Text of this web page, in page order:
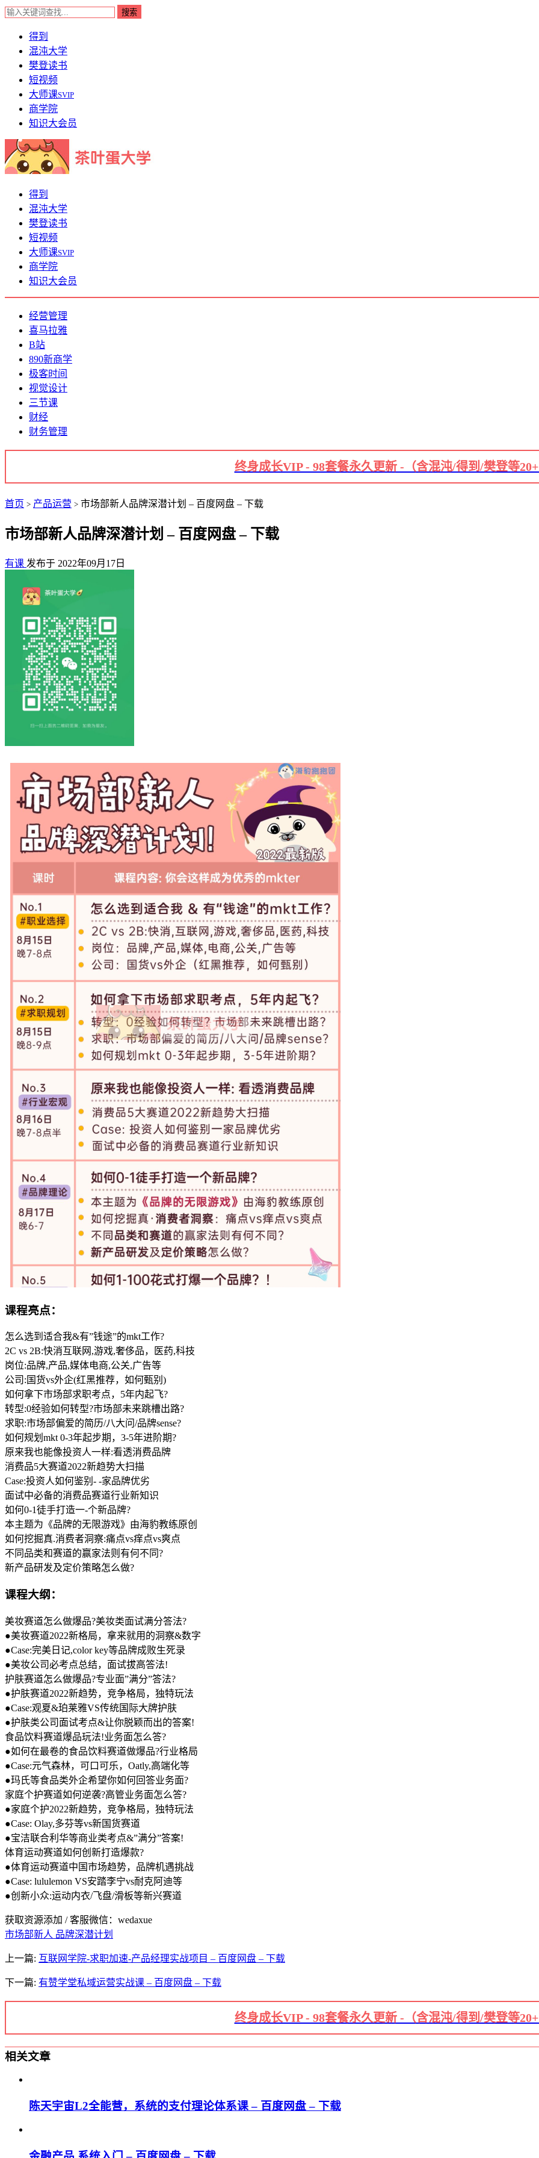
得到
混沌大学
樊登读书
短视频
大师课SVIP
商学院
知识大会员
得到
混沌大学
樊登读书
短视频
大师课SVIP
商学院
知识大会员
经营管理
喜马拉雅
B站
890新商学
极客时间
视觉设计
三节课
财经
财务管理
终身成长VIP - 98套餐永久更新 -（含混沌/得到/樊登等
首页 > 产品运营 > 市场部新人品牌深潜计划 – 百度网盘 – 下载
市场部新人品牌深潜计划 – 百度网盘 – 下载
有课 发布于 2022年09月17日
课程亮点：
怎么选到适合我&有”钱途”的mkt工作?
2C vs 2B:快消互联网,游戏,奢侈品，医药,科技
岗位:品牌,产品,媒体电商,公关,广告等
公司:国货vs外企(红黑推荐，如何甄别)
如何拿下市场部求职考点，5年内起飞?
转型:0经验如何转型?市场部未来跳槽出路?
求职:市场部偏爱的简历/八大问/品牌sense?
如何规划mkt 0-3年起步期，3-5年进阶期?
原来我也能像投资人一样:看透消费品牌
消费品5大赛道2022新趋势大扫描
Case:投资人如何鉴别- -家品牌优劣
面试中必备的消费品赛道行业新知识
如何0-1徒手打造一-个新品牌?
本主题为《品牌的无限游戏》由海豹教练原创
如何挖掘真.消费者洞察:痛点vs痒点vs爽点
不同品类和赛道的赢家法则有何不同?
新产品研发及定价策略怎么做?
课程大纲：
美妆赛道怎么做爆品?美妆类面试满分答法?
●美妆赛道2022新格局，拿来就用的洞察&数字
●Case:完美日记,color key等品牌成败生死录
●美妆公司必考点总结，面试拔高答法!
护肤赛道怎么做爆品?专业面”满分”答法?
●护肤赛道2022新趋势，竞争格局，独特玩法
●Case:观夏&珀莱雅VS传统国际大牌护肤
●护肤类公司面试考点&让你脱颖而出的答案!
食品饮料赛道爆品玩法!业务面怎么答?
●如何在最卷的食品饮料赛道做爆品?行业格局
●Case:元气森林，可口可乐，Oatly,高端化等
●玛氏等食品类外企希望你如何回答业务面?
家庭个护赛道如何逆袭?高管业务面怎么答?
●家庭个护2022新趋势，竞争格局，独特玩法
●Case: Olay,多芬等vs新国货赛道
●宝洁联合利华等商业类考点&”满分”答案!
体育运动赛道如何创新打造爆款?
●体育运动赛道中国市场趋势，品牌机遇挑战
●Case: lululemon VS安踏李宁vs耐克阿迪等
●创新小众:运动内衣/飞盘/滑板等新兴赛道
获取资源添加 / 客服微信：wedaxue
市场部新人 品牌深潜计划
上一篇: 互联网学院-求职加速-产品经理实战项目 – 百度网盘 – 下载
下一篇: 有赞学堂私域运营实战课 – 百度网盘 – 下载
终身成长VIP - 98套餐永久更新 -（含混沌/得到/樊登等
相关文章
陈天宇宙L2全能营，系统的支付理论体系课 – 百度网盘 – 下载